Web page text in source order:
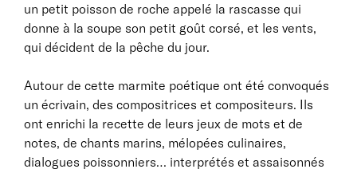
un petit poisson de roche appelé la rascasse qui
donne à la soupe son petit goût corsé, et les vents,
qui décident de la pêche du jour.
Autour de cette marmite poétique ont été convoqués
un écrivain, des compositrices et compositeurs. Ils
ont enrichi la recette de leurs jeux de mots et de
notes, de chants marins, mélopées culinaires,
dialogues poissonniers… interprétés et assaisonnés